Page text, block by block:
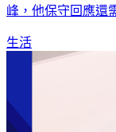
峰，他保守回應還
生活